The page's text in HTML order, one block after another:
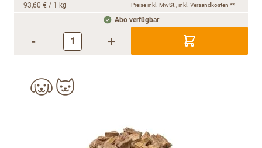
93,60 € / 1 kg Preise inkl. MwSt., inkl. Versandkosten **
Abo verfügbar
- +